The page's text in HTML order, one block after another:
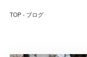
TOP ブログ